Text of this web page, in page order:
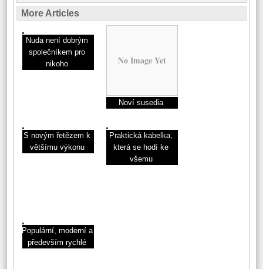
More Articles
Nuda není dobrým
společníkem pro
nikoho
No Image Yet
Noví susedia
S novým řetězem k
většímu výkonu
Praktická kabelka,
která se hodí ke
všemu
Populární, moderní a
především rychlé